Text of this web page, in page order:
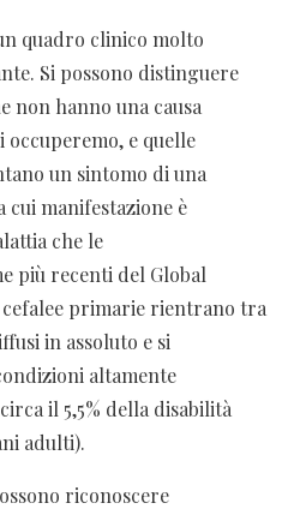
quadro clinico molto
Si possono distinguere
non hanno una causa
occuperemo, e quelle
un sintomo di una
cui manifestazione è
che le
più recenti del Global
cefalee primarie rientrano tra
in assoluto e si
altamente
il 5,5% della disabilità
adulti).
riconoscere